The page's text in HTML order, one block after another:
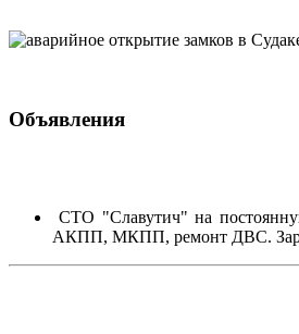
Объявления
СТО "Славутич" на
АКПП, МКПП, ремонт ДВС.